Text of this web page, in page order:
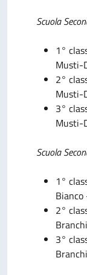
Scuola
1°
Musti-
2°
Musti-
3°
Musti-
Scuola
1°
Bianco
2°
3°